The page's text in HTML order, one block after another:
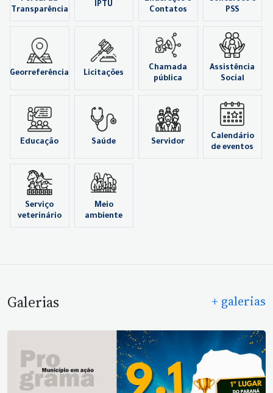
Transparência
IPTU
Contatos
PSS
Georreferência Licitações
Chamada
pública
Assistência
Social
Educação Saúde Servidor
Calendário
de eventos
Serviço
veterinário
Meio
ambiente
Galerias + galerias